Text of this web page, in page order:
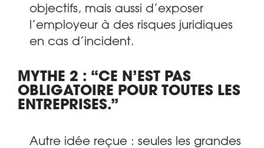
objectifs, mais aussi d’exposer
l’employeur à des risques juridiques
en cas d’incident.
MYTHE 2 : “CE N’EST PAS
OBLIGATOIRE POUR TOUTES LES
ENTREPRISES.”
Autre idée reçue : seules les grandes